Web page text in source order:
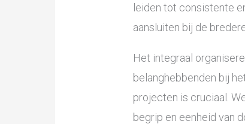
leiden tot consistente
aansluiten bij de
Het integraal
belanghebbenden bij
projecten is cruciaal.
begrip en eenheid van